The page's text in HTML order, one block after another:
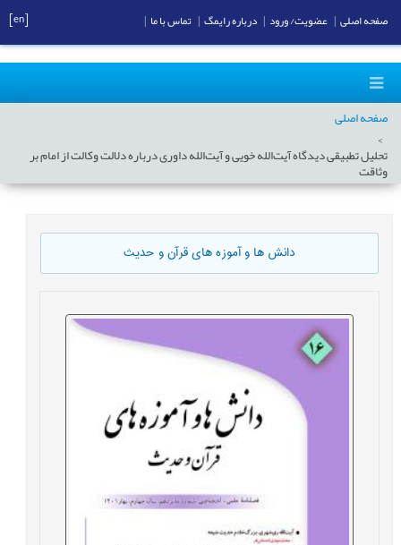
صفحه اصلی
تحلیل تطبیقی دیدگاه آیت‌الله خویی و آیت‌الله داوری درباره دلالت وکالت از امام بر
وثاقت
دانش ها و آموزه های قرآن و حدیث
صفحه اصلی عضویت/ ورود درباره رایمگ تماس با ما